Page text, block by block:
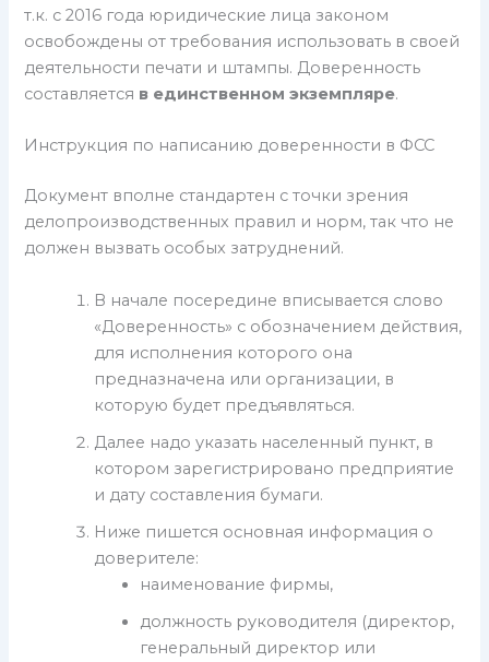
т.к. с 2016 года юридические лица законом
освобождены от требования использовать в своей
деятельности печати и штампы. Доверенность
составляется в единственном экземпляре.
Инструкция по написанию доверенности в ФСС
Документ вполне стандартен с точки зрения
делопроизводственных правил и норм, так что не
должен вызвать особых затруднений.
В начале посередине вписывается слово
«Доверенность» с обозначением действия,
для исполнения которого она
предназначена или организации, в
которую будет предъявляться.
Далее надо указать населенный пункт, в
котором зарегистрировано предприятие
и дату составления бумаги.
Ниже пишется основная информация о
доверителе:
наименование фирмы,
должность руководителя (директор,
генеральный директор или